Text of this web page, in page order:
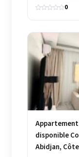
0
Appartement
disponible
Abidjan,